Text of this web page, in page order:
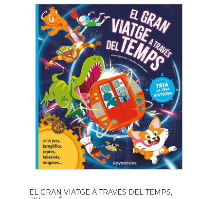
EL GRAN VIATGE A TRAVÉS DEL TEMPS,